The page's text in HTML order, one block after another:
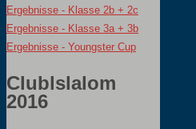
Ergebnisse - Klasse 2b + 2c
Ergebnisse - Klasse 3a + 3b
Ergebnisse - Youngster Cup
Clublslalom
2016